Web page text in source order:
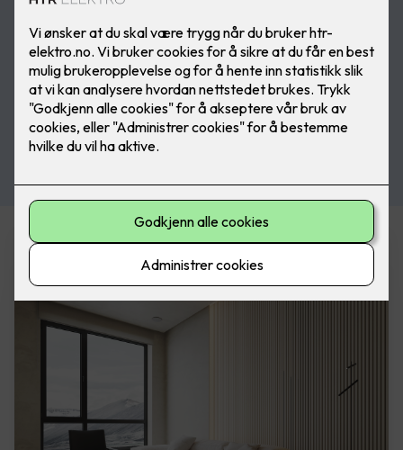
Varmeprodukter i vår nettbutikk